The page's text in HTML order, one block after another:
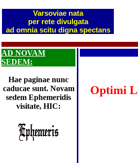
Varsoviae nata
per rete divulgata
ad omnia scitu digna spectans
AD NOVAM
SEDEM:
Hae paginae nunc
caducae sunt. Novam
sedem Ephemeridis
visitate, HIC:
Optimi